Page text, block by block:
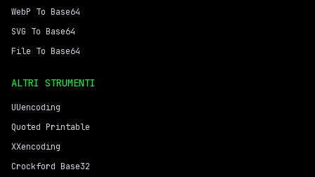
WebP To Base64
SVG To Base64
File To Base64
ALTRI STRUMENTI
UUencoding
Quoted Printable
XXencoding
Crockford Base32